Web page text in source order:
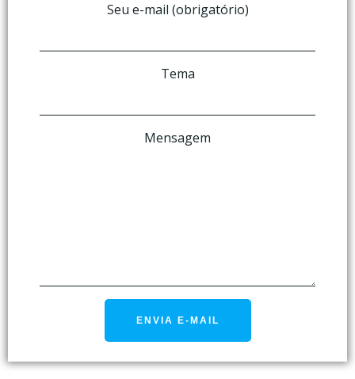
Seu e-mail (obrigatório)
Tema
Mensagem